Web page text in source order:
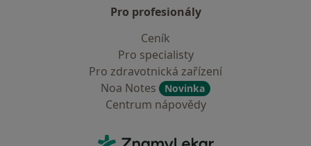
Pro profesionály
Ceník
Pro specialisty
Pro zdravotnická zařízení
Noa Notes
Novinka
Centrum nápovědy
ZnamyLekar - Hlavní stránka